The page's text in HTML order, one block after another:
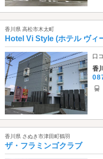
香川県 高松市木太町
Hotel Vi Style (ホテル ヴィ
口
香
香川県 さぬき市津田町鶴羽
ザ・フラミンゴクラブ